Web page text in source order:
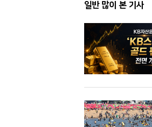
일반 많이 본 기사